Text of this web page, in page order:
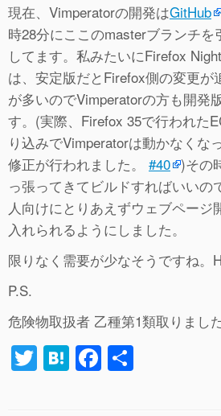
現在、Vimperatorの開発はGitHub
時28分にここのmasterブランチを
してます。私みたいにFirefox
は、安定版だとFirefox側の変更が
が多いのでVimperatorの方も開発
す。(実際、Firefox 35で行われた
り込みでVimperatorは動かなくな
修正が行われました。 #40 )その
っ張ってきてビルドすればいいの
人向けにとりあえずウェブページ
入れられるようにしました。
限りなく需要が少なそうですね。
P.S.
危険物取扱者 乙種第1類取りました
T H F